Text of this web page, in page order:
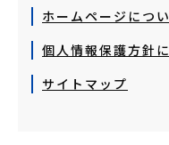
ホームページにつ
個人情報保護方針
サイトマップ